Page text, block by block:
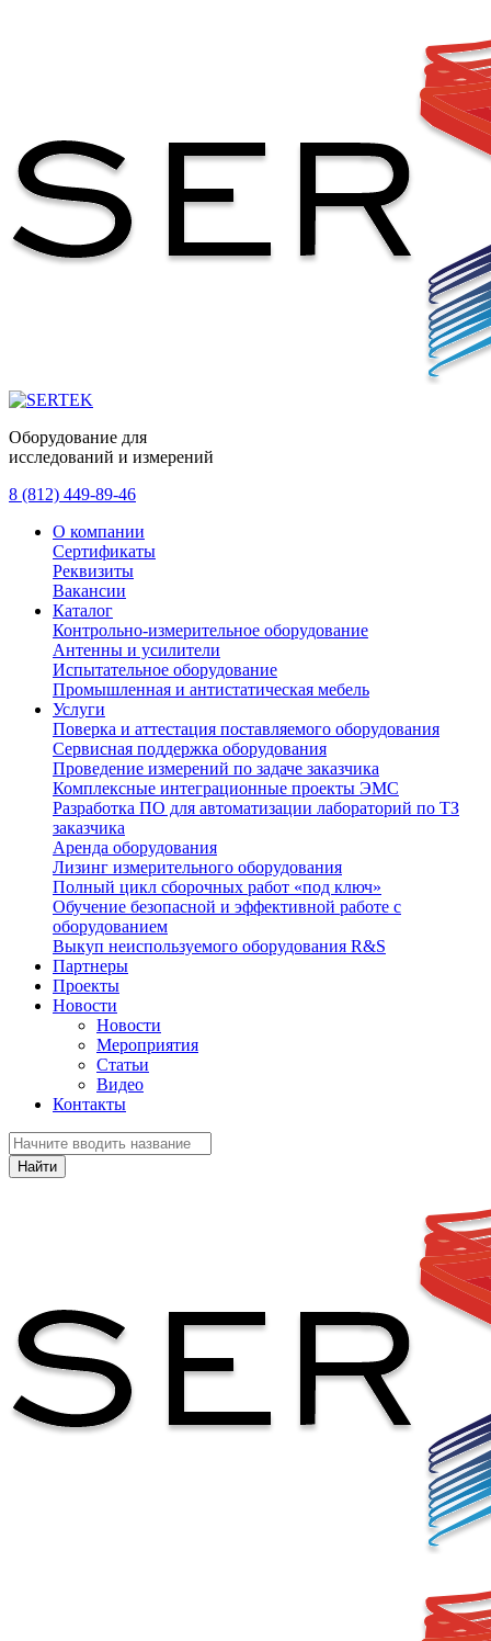
Оборудование для
исследований и измерений
8 (812) 449-89-46
О компании
Сертификаты
Реквизиты
Вакансии
Каталог
Контрольно-измерительное оборудование
Антенны и усилители
Испытательное оборудование
Промышленная и антистатическая мебель
Услуги
Поверка и аттестация поставляемого оборудования
Сервисная поддержка оборудования
Проведение измерений по задаче заказчика
Комплексные интеграционные проекты ЭМС
Разработка ПО для автоматизации лабораторий по ТЗ
заказчика
Аренда оборудования
Лизинг измерительного оборудования
Полный цикл сборочных работ «под ключ»
Обучение безопасной и эффективной работе с
оборудованием
Выкуп неиспользуемого оборудования R&S
Партнеры
Проекты
Новости
Новости
Мероприятия
Статьи
Видео
Контакты
Найти